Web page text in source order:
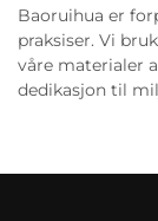
Baoruihua er
praksiser. Vi
våre materialer
dedikasjon til